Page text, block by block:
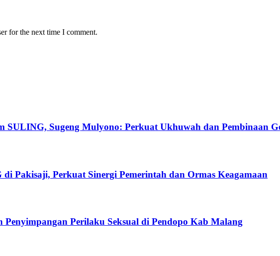
for the next time I comment.
Sugeng Mulyono: Perkuat Ukhuwah dan Pembinaan
Pakisaji, Perkuat Sinergi Pemerintah dan Ormas Keagamaan
Penyimpangan Perilaku Seksual di Pendopo Kab Malang